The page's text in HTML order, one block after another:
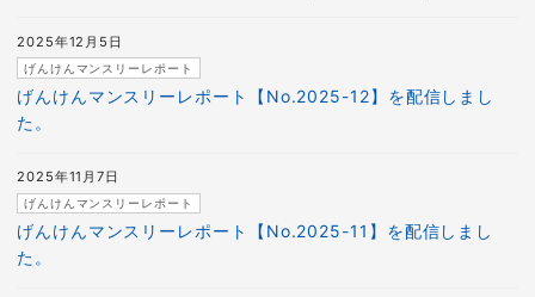
げんけんマンスリーレポート【No.2025-12】を配信しまし
た。
げんけんマンスリーレポート
2025年12月5日
げんけんマンスリーレポート【No.2025-11】を配信しまし
た。
げんけんマンスリーレポート
2025年11月7日